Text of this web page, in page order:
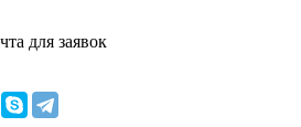
для заявок